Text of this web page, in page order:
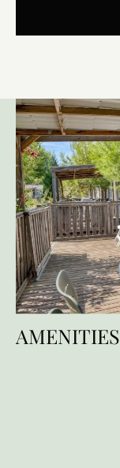
AMENITIES